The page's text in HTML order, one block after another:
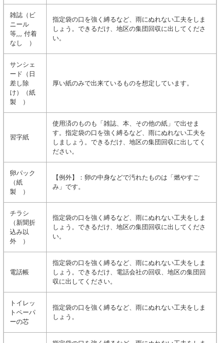
雑誌（ビ
ニール
等,,, 付着
なし ）
指定袋の口を強く縛るなど、雨にぬれない工夫をしま
しょう。できるだけ、地区の集団回収に出してくださ
い。
サンシェ
ード（日
差し除
け）（紙
製 ）
厚い紙のみで出来ているものを想定しています。
習字紙
使用済のものも「雑誌、本、その他の紙」で出せま
す。指定袋の口を強く縛るなど、雨にぬれない工夫を
しましょう。できるだけ、地区の集団回収に出してく
ださい。
卵パック
（紙
製 ）
【例外】：卵の中身などで汚れたものは「燃やすご
み」です。
チラシ
（新聞折
込み以
外 ）
指定袋の口を強く縛るなど、雨にぬれない工夫をしま
しょう。できるだけ、地区の集団回収に出してくださ
い。
電話帳
指定袋の口を強く縛るなど、雨にぬれない工夫をしま
しょう。できるだけ、電話会社の回収、地区の集団回
収に出してください。
トイレッ
トペーパ
ーの芯
指定袋の口を強く縛るなど、雨にぬれない工夫をしま
しょう。